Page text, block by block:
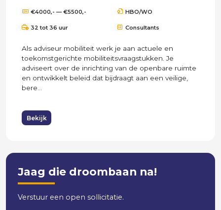
€4000,- — €5500,- HBO/WO
32 tot 36 uur Consultants
Als adviseur mobiliteit werk je aan actuele en
toekomstgerichte mobiliteitsvraagstukken. Je
adviseert over de inrichting van de openbare ruimte
en ontwikkelt beleid dat bijdraagt aan een veilige,
bere...
Bekijk
Jaag die droombaan na!
Verstuur een open sollicitatie.